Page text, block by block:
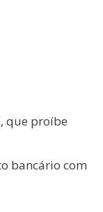
que proíbe
bancário com